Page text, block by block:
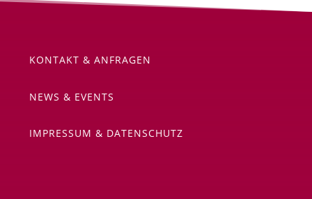
KONTAKT & ANFRAGEN
NEWS & EVENTS
IMPRESSUM & DATENSCHUTZ